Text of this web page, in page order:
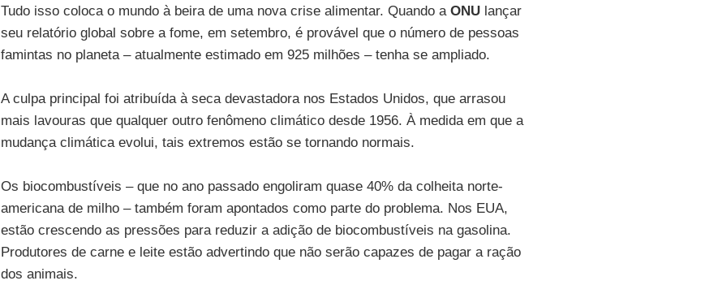
Tudo isso coloca o mundo à beira de uma nova crise alimentar. Quando a ONU lançar
seu relatório global sobre a fome, em setembro, é provável que o número de pessoas
famintas no planeta – atualmente estimado em 925 milhões – tenha se ampliado.
A culpa principal foi atribuída à seca devastadora nos Estados Unidos, que arrasou
mais lavouras que qualquer outro fenômeno climático desde 1956. À medida em que a
mudança climática evolui, tais extremos estão se tornando normais.
Os biocombustíveis – que no ano passado engoliram quase 40% da colheita norte-
americana de milho – também foram apontados como parte do problema. Nos EUA,
estão crescendo as pressões para reduzir a adição de biocombustíveis na gasolina.
Produtores de carne e leite estão advertindo que não serão capazes de pagar a ração
dos animais.